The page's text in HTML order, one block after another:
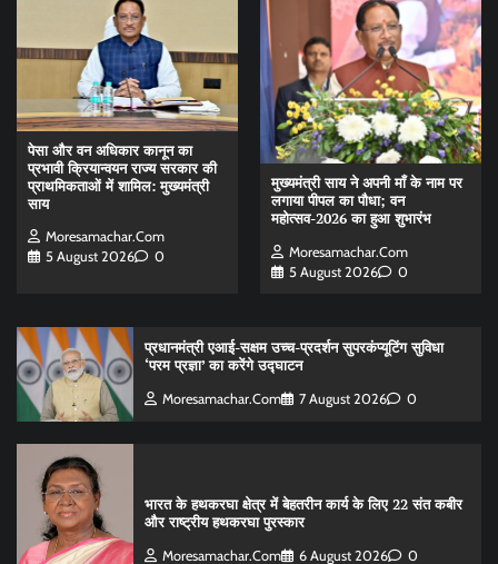
पेसा और वन अधिकार कानून का
प्रभावी क्रियान्वयन राज्य सरकार की
प्राथमिकताओं में शामिल: मुख्यमंत्री
साय
Moresamachar.com
5 August 2026
0
मुख्यमंत्री साय ने अपनी माँ के नाम पर
लगाया पीपल का पौधा; वन
महोत्सव-2026 का हुआ शुभारंभ
Moresamachar.com
5 August 2026
0
प्रधानमंत्री एआई-सक्षम उच्च-प्रदर्शन सुपरकंप्यूटिंग सुविधा
‘परम प्रज्ञा’ का करेंगे उद्घाटन
Moresamachar.com 7 August 2026 0
भारत के हथकरघा क्षेत्र में बेहतरीन कार्य के लिए 22 संत कबीर
और राष्ट्रीय हथकरघा पुरस्कार
Moresamachar.com 6 August 2026 0